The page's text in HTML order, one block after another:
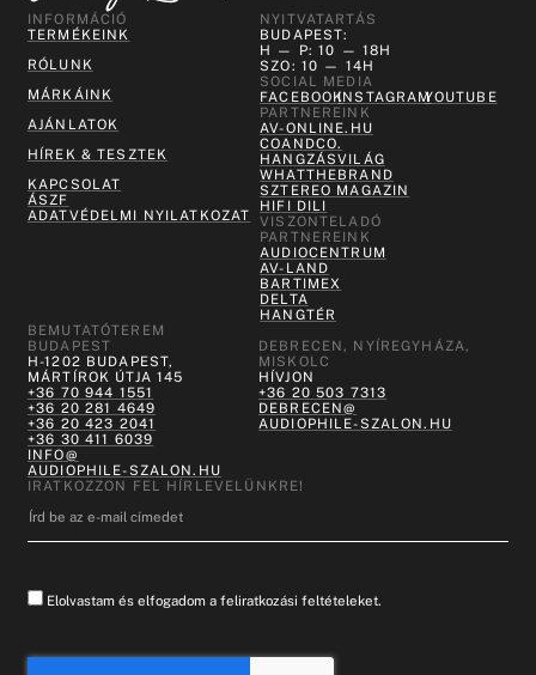
INFORMÁCIÓ
TERMÉKEINK
RÓLUNK
MÁRKÁINK
AJÁNLATOK
HÍREK & TESZTEK
KAPCSOLAT
ÁSZF
ADATVÉDELMI NYILATKOZAT
NYITVATARTÁS
BUDAPEST:
H — P: 10 — 18H
SZO: 10 — 14H
SOCIAL MEDIA
FACEBOOKINSTAGRAMYOUTUBE
PARTNEREINK
AV-ONLINE.HU
COANDCO.
HANGZÁSVILÁG
WHATTHEBRAND
SZTEREO MAGAZIN
HIFI DILI
VISZONTELADÓ
PARTNEREINK
AUDIOCENTRUM
AV-LAND
BARTIMEX
DELTA
HANGTÉR
BEMUTATÓTEREM
BUDAPEST
H-1202 BUDAPEST,
MÁRTÍROK ÚTJA 145
+36 70 944 1551
+36 20 281 4649
+36 20 423 2041
+36 30 411 6039
INFO@
AUDIOPHILE-SZALON.HU
DEBRECEN, NYÍREGYHÁZA,
MISKOLC
HÍVJON
+36 20 503 7313
DEBRECEN@
AUDIOPHILE-SZALON.HU
IRATKOZZON FEL HÍRLEVELÜNKRE!
Elolvastam és elfogadom a feliratkozási feltételeket.